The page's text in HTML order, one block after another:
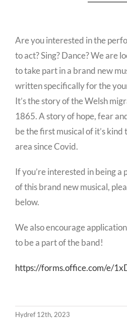
Are you interested in the
to act? Sing? Dance? We are
to take part in a brand new
written specifically for the
It’s the story of the Welsh
1865. A story of hope, fear
be the first musical of it’s
area since Covid.
If you’re interested in being a
of this brand new musical,
below.
We also encourage
to be a part of the band!
https://forms.office.com/e/
Hydref 12th, 2023